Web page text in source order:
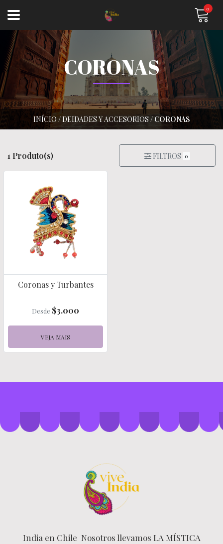
0
INÍCIO/DEIDADES Y ACCESORIOS/ CORONAS
CORONAS
1 Produto(s) FILTROS 0
Coronas y Turbantes
Desde $3.000
VEJA MAIS
India en Chile Nosotros llevamos LA MÍSTICA